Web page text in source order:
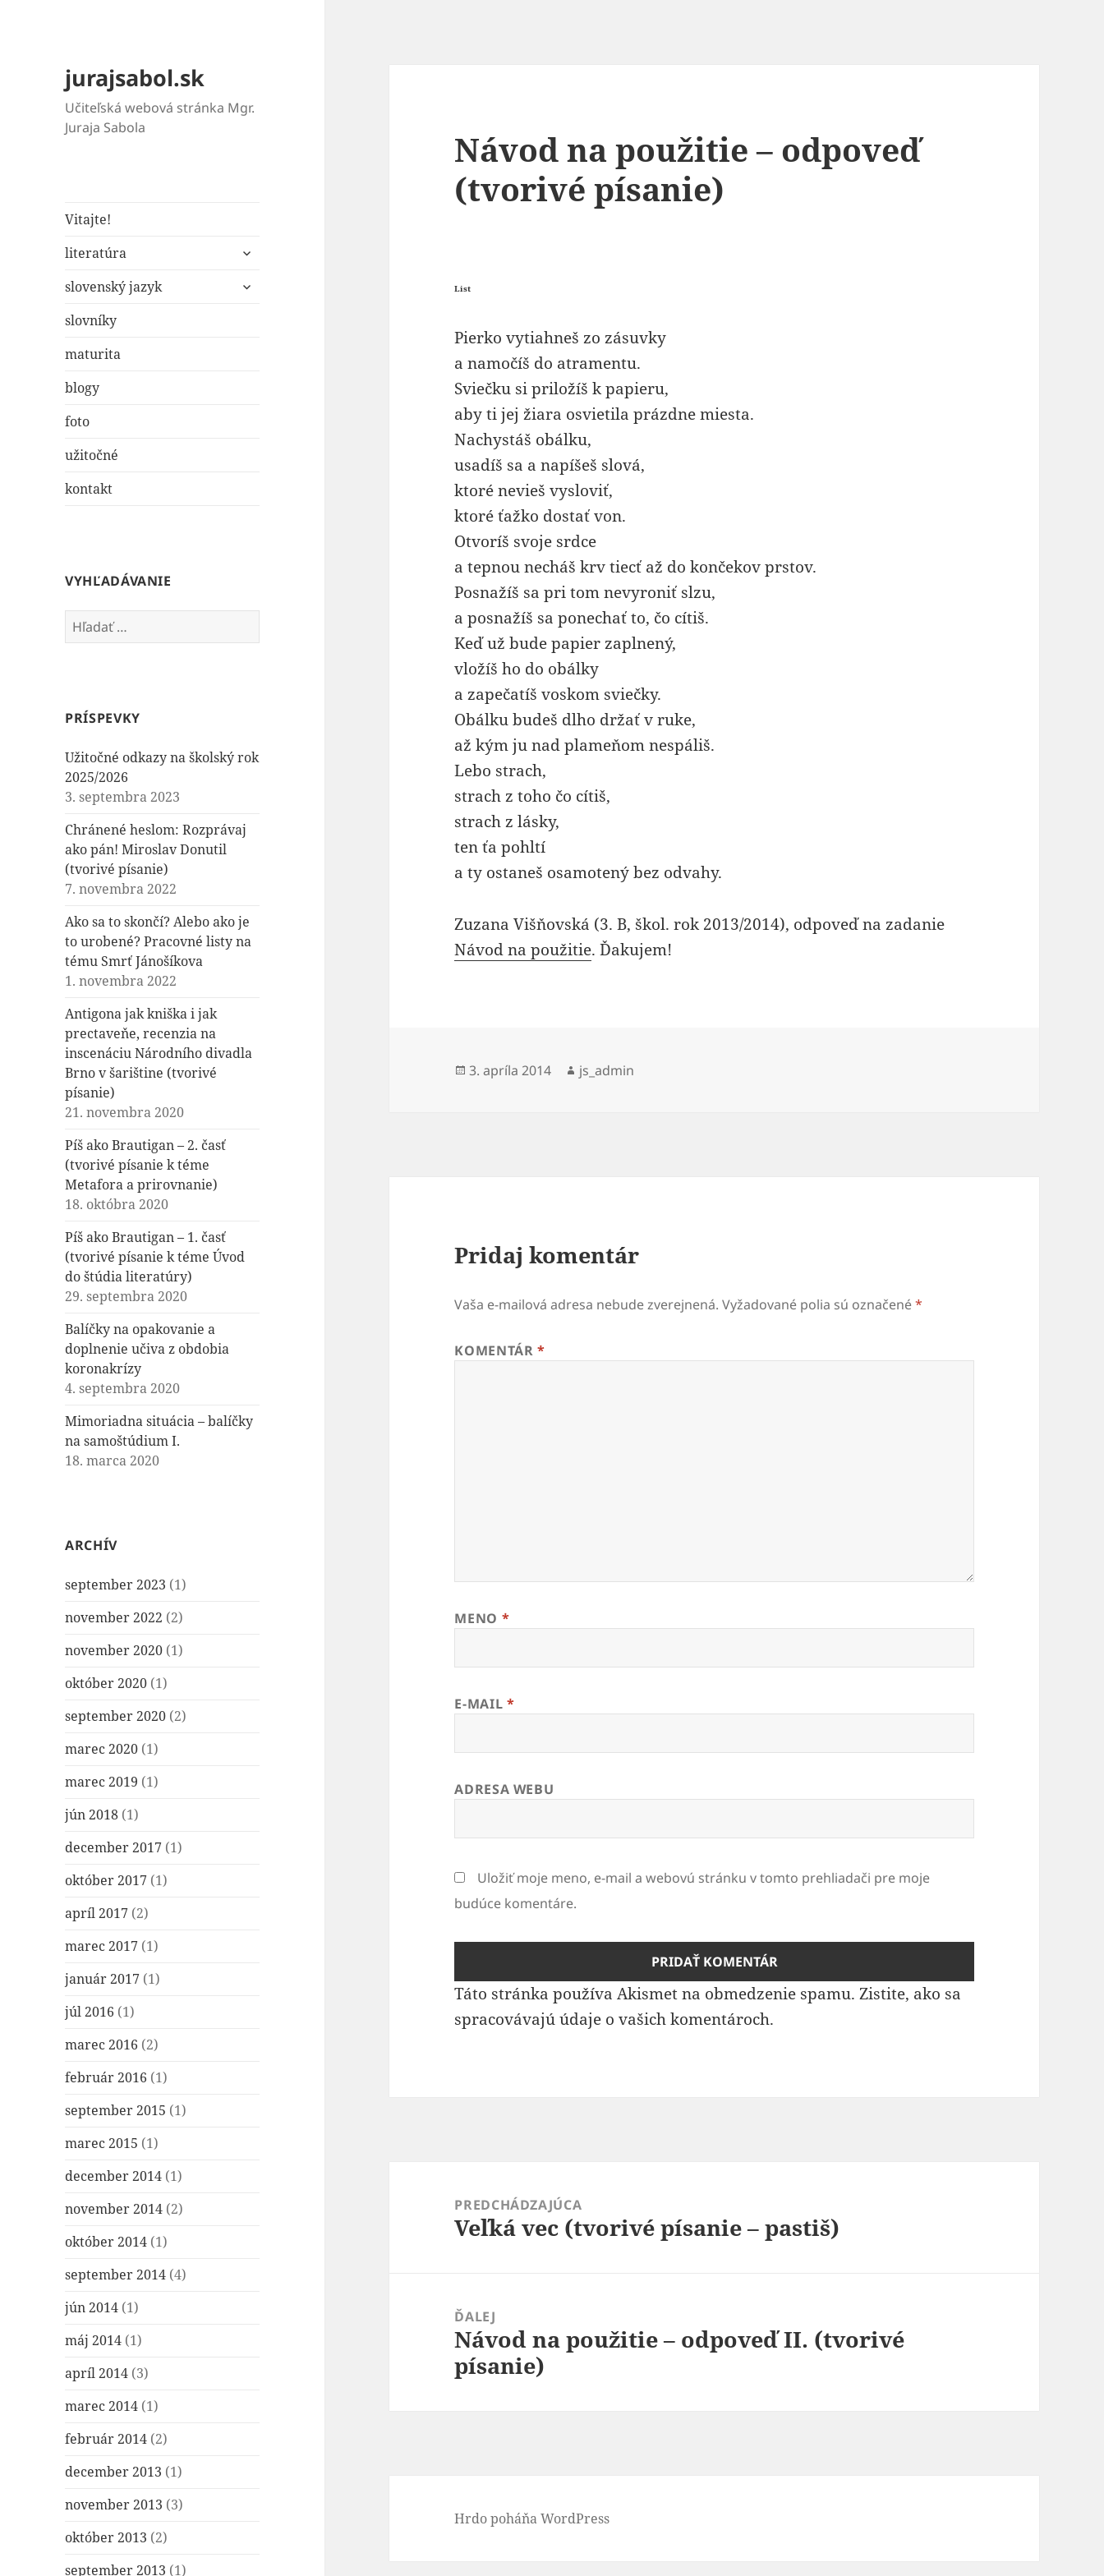
jurajsabol.sk
Učiteľská webová stránka Mgr.
Juraja Sabola
Vitajte!
literatúra
rozbaliť
menu
slovenský jazyk
rozbaliť
slovníky
maturita
blogy
foto
užitočné
kontakt
VYHĽADÁVANIE
Hľadať:
PRÍSPEVKY
Užitočné odkazy na školský rok
2025/2026
3. septembra 2023
Chránené heslom: Rozprávaj
ako pán! Miroslav Donutil
(tvorivé písanie)
7. novembra 2022
Ako sa to skončí? Alebo ako je
to urobené? Pracovné listy na
tému Smrť Jánošíkova
1. novembra 2022
Antigona jak kniška i jak
prectaveňe, recenzia na
inscenáciu Národního divadla
Brno v šarištine (tvorivé
písanie)
21. novembra 2020
Píš ako Brautigan – 2. časť
(tvorivé písanie k téme
Metafora a prirovnanie)
18. októbra 2020
Píš ako Brautigan – 1. časť
(tvorivé písanie k téme Úvod
do štúdia literatúry)
29. septembra 2020
Balíčky na opakovanie a
doplnenie učiva z obdobia
koronakrízy
4. septembra 2020
Mimoriadna situácia – balíčky
na samoštúdium I.
18. marca 2020
ARCHÍV
september 2023 (1)
november 2022 (2)
november 2020 (1)
október 2020 (1)
september 2020 (2)
marec 2020 (1)
marec 2019 (1)
jún 2018 (1)
december 2017 (1)
október 2017 (1)
apríl 2017 (2)
marec 2017 (1)
január 2017 (1)
júl 2016 (1)
marec 2016 (2)
február 2016 (1)
september 2015 (1)
marec 2015 (1)
december 2014 (1)
november 2014 (2)
október 2014 (1)
september 2014 (4)
jún 2014 (1)
máj 2014 (1)
apríl 2014 (3)
marec 2014 (1)
február 2014 (2)
december 2013 (1)
november 2013 (3)
október 2013 (2)
september 2013 (1)
Návod na použitie – odpoveď
(tvorivé písanie)
List
Pierko vytiahneš zo zásuvky
a namočíš do atramentu.
Sviečku si priložíš k papieru,
aby ti jej žiara osvietila prázdne miesta.
Nachystáš obálku,
usadíš sa a napíšeš slová,
ktoré nevieš vysloviť,
ktoré ťažko dostať von.
Otvoríš svoje srdce
a tepnou necháš krv tiecť až do končekov prstov.
Posnažíš sa pri tom nevyroniť slzu,
a posnažíš sa ponechať to, čo cítiš.
Keď už bude papier zaplnený,
vložíš ho do obálky
a zapečatíš voskom sviečky.
Obálku budeš dlho držať v ruke,
až kým ju nad plameňom nespáliš.
Lebo strach,
strach z toho čo cítiš,
strach z lásky,
ten ťa pohltí
a ty ostaneš osamotený bez odvahy.
Zuzana Višňovská (3. B, škol. rok 2013/2014), odpoveď na zadanie
Návod na použitie. Ďakujem!
Publikované
3. apríla 2014 Autor
js_admin
Pridaj komentár
Vaša e-mailová adresa nebude zverejnená. Vyžadované polia sú označené*
KOMENTÁR*
MENO *
E-MAIL *
ADRESA WEBU
Uložiť moje meno, e-mail a webovú stránku v tomto prehliadači pre moje
budúce komentáre.
Táto stránka používa Akismet na obmedzenie spamu.Zistite, ako sa
spracovávajú údaje o vašich komentároch.
PREDCHÁDZAJÚCA
Predchádzajúci
Veľká vec (tvorivé písanie – pastiš)
ĎALEJ
Ďalší
článok:
Návod na použitie – odpoveď II. (tvorivé
písanie)
Hrdo poháňa WordPress